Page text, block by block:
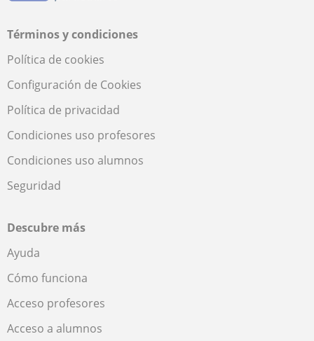
Términos y condiciones
Política de cookies
Configuración de Cookies
Política de privacidad
Condiciones uso profesores
Condiciones uso alumnos
Seguridad
Descubre más
Ayuda
Cómo funciona
Acceso profesores
Acceso a alumnos